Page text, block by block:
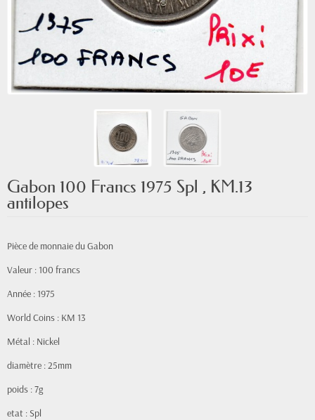
Gabon 100 Francs 1975 Spl , KM.13
antilopes
Pièce de monnaie du Gabon
Valeur : 100 francs
Année : 1975
World Coins : KM 13
Métal : Nickel
diamètre : 25mm
poids : 7g
etat : Spl